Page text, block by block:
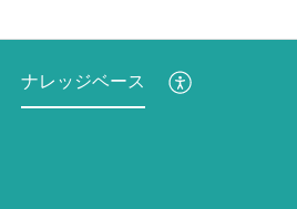
ナレッジベース